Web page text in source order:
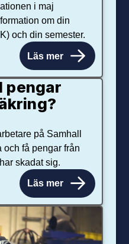
i maj
om din
och din semester.
Läs mer
pengar
på Samhall
och få pengar från
skadat sig.
Läs mer